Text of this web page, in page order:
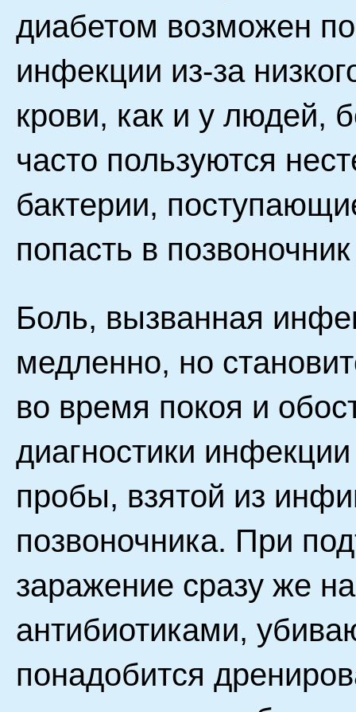
диабетом возможен
инфекции из-за
крови, как и у
часто пользуются
бактерии,
попасть в
Боль, вызванная
медленно, но
во время покоя и
диагностики
пробы, взятой из
позвоночника. При
заражение сразу же
антибиотиками,
понадобится